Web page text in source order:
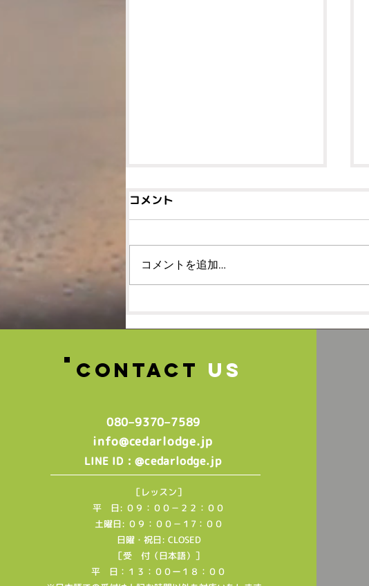
コメント
コメントを追加…
CONTACT US
080–9370–7589‬
info@cedarlodge.jp
LINE ID : @cedarlodge.jp
［レッスン］
平 日: ０９：００－２２：００
土曜日: ０９：００－１7：００
日曜・祝日: CLOSED
［受 付（日本語）］
平 日：１３：００ー１８：００